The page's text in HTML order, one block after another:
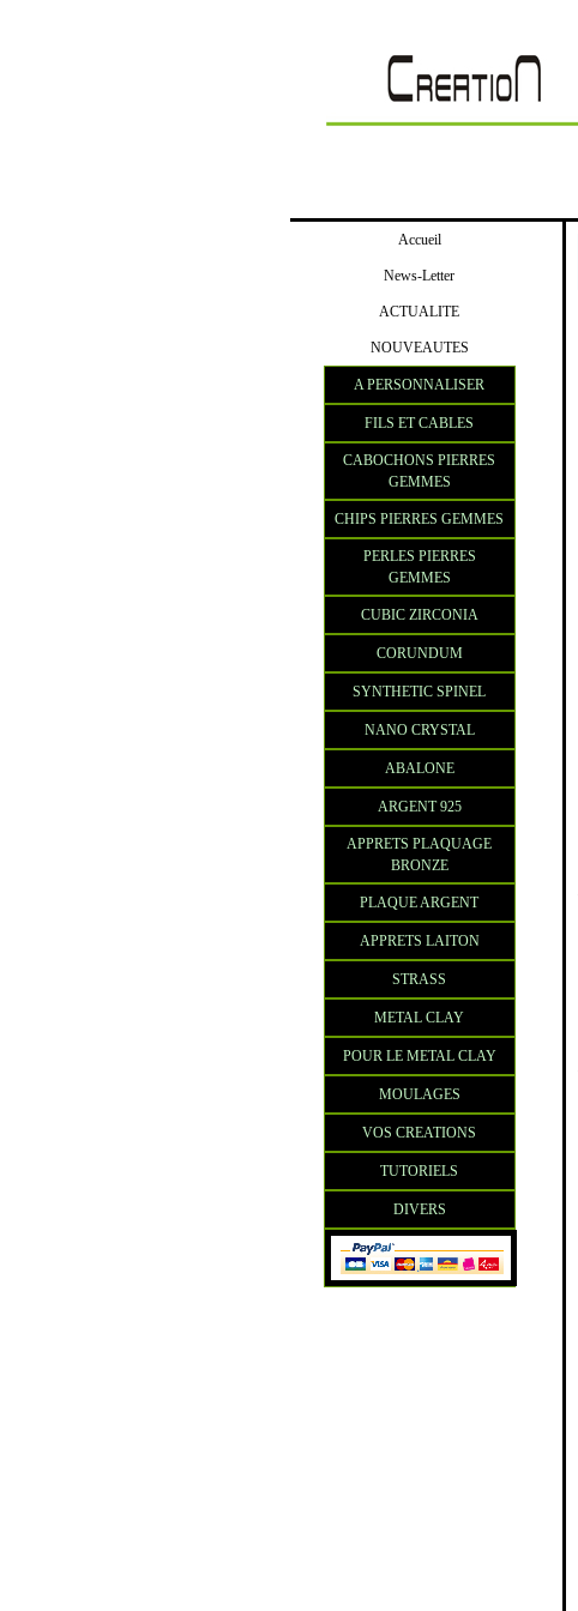
Accueil
News-Letter
ACTUALITE
NOUVEAUTES
A PERSONNALISER
FILS ET CABLES
CABOCHONS PIERRES
GEMMES
CHIPS PIERRES GEMMES
PERLES PIERRES
GEMMES
CUBIC ZIRCONIA
CORUNDUM
SYNTHETIC SPINEL
NANO CRYSTAL
ABALONE
ARGENT 925
APPRETS PLAQUAGE
BRONZE
PLAQUE ARGENT
APPRETS LAITON
STRASS
METAL CLAY
POUR LE METAL CLAY
MOULAGES
VOS CREATIONS
TUTORIELS
DIVERS